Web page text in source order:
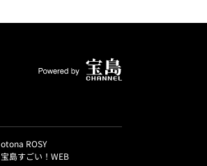
otona ROSY
宝島すごい！WEB